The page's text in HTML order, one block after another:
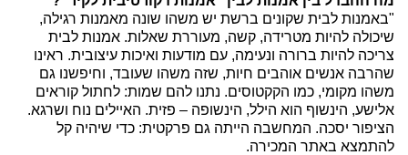
"באמנות לבית שקונים ברשת יש משהו שונה מאמנות רגילה,
שיכולה להיות מטרידה, קשה, מעוררת שאלות. אמנות לבית
צריכה להיות ברורה ונעימה, עם מודעות ואיכות עיצובית. ראינו
שהרבה אנשים אוהבים חיות, שזה משהו שעובד, וחיפשנו גם
משהו מקומי, כמו הקקטוסים. נתנו להם שמות: לחתול קוראים
אלישע, הינשוף הוא הילל, הינשופה – פזית. האיילים נוח ושרגא.
הציפור יסכה. המחשבה הייתה גם פרקטית: כדי שיהיה קל
להתמצא באתר המכירה.